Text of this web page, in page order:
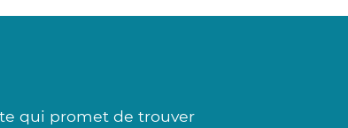
qui promet de trouver